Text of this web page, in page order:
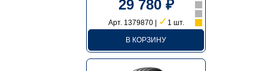
29 780 ₽
Арт. 1379870 | ✓ 1 шт.
В КОРЗИНУ